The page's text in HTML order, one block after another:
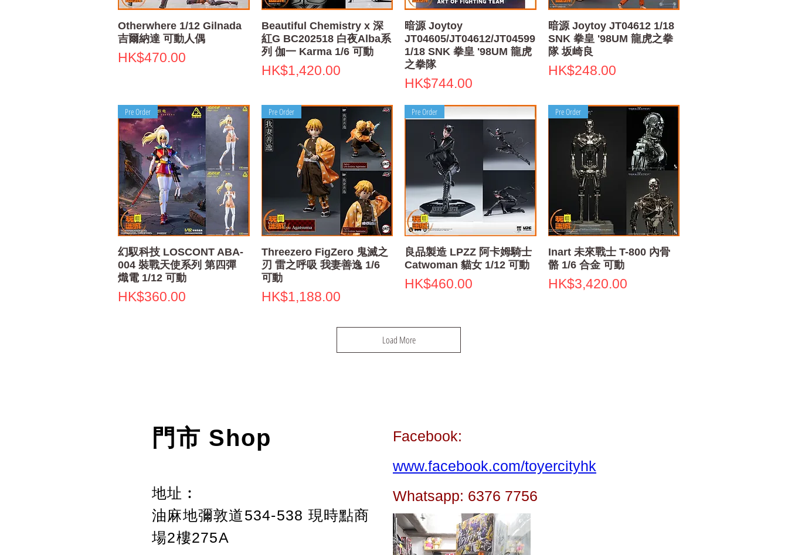
Quick View
Otherwhere 1/12 Gilnada
吉爾納達 可動人偶
Price
HK$470.00
Quick View
Beautiful Chemistry x 深
紅G BC202518 白夜Alba系
列 伽一 Karma 1/6 可動
Price
HK$1,420.00
Quick View
暗源 Joytoy
JT04605/JT04612/JT04599
1/18 SNK 拳皇 '98UM 龍虎
之拳隊
Price
HK$744.00
Quick View
暗源 Joytoy JT04612 1/18
SNK 拳皇 '98UM 龍虎之拳
隊 坂崎良
Price
HK$248.00
Quick View
Pre Order
幻馭科技 LOSCONT ABA-
004 裝戰天使系列 第四彈
熾電 1/12 可動
Price
HK$360.00
Quick View
Pre Order
Threezero FigZero 鬼滅之
刃 雷之呼吸 我妻善逸 1/6
可動
Price
HK$1,188.00
Quick View
Pre Order
良品製造 LPZZ 阿卡姆騎士
Catwoman 貓女 1/12 可動
Price
HK$460.00
Quick View
Pre Order
Inart 未來戰士 T-800 內骨
骼 1/6 合金 可動
Price
HK$3,420.00
Load More
門市 Shop
地址︰
油麻地彌敦道534-538 現時點商
場2樓275A
Facebook:
www.facebook.com/toyercityhk
Whatsapp: 6376 7756